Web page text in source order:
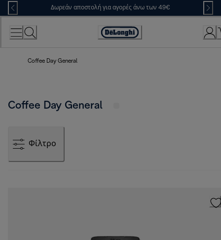
Skip
to
Content
Δωρεάν αποστολή για αγορές άνω των 49€
Accessibility
Coffee Day General
Coffee Day General
Φίλτρο